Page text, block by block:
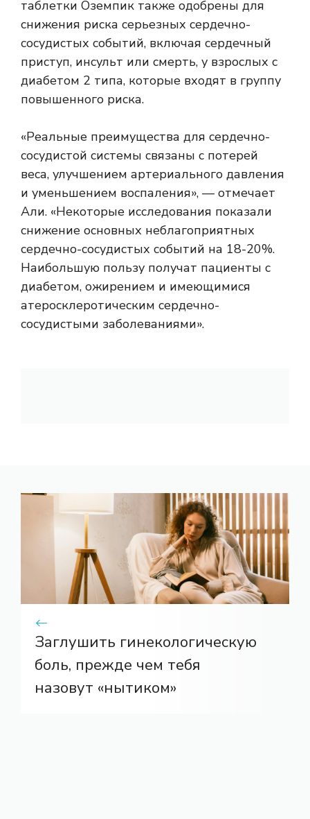
таблетки Оземпик также одобрены для
снижения риска серьезных сердечно-
сосудистых событий, включая сердечный
приступ, инсульт или смерть, у взрослых с
диабетом 2 типа, которые входят в группу
повышенного риска.
«Реальные преимущества для сердечно-
сосудистой системы связаны с потерей
веса, улучшением артериального давления
и уменьшением воспаления», — отмечает
Али. «Некоторые исследования показали
снижение основных неблагоприятных
сердечно-сосудистых событий на 18-20%.
Наибольшую пользу получат пациенты с
диабетом, ожирением и имеющимися
атеросклеротическим сердечно-
сосудистыми заболеваниями».
Заглушить гинекологическую
боль, прежде чем тебя
назовут «нытиком»